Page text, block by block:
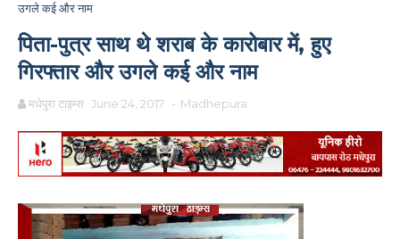
उगले कई और नाम
पिता-पुत्र साथ थे शराब के कारोबार में, हुए
गिरफ्तार और उगले कई और नाम
मधेपुरा टाइम्स June 24, 2017 - Madhepura